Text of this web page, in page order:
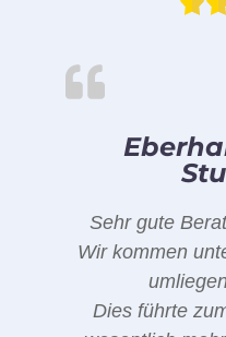
Sehr gute
Wir kommen
Dies führte